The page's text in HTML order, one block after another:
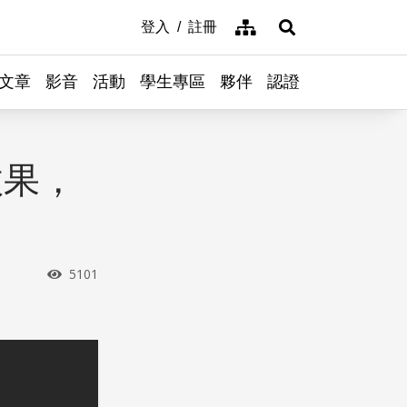
登入 註冊 網站導覽展開搜尋
章 影音 活動 學生專區 夥伴 認證
，
瀏覽次數
5101